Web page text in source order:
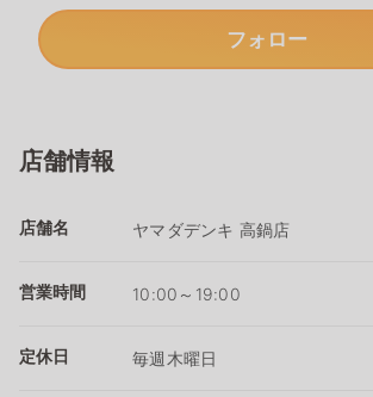
フォロー
店舗情報
店舗名 ヤマダデンキ 高鍋店
営業時間 10:00～19:00
定休日 毎週木曜日